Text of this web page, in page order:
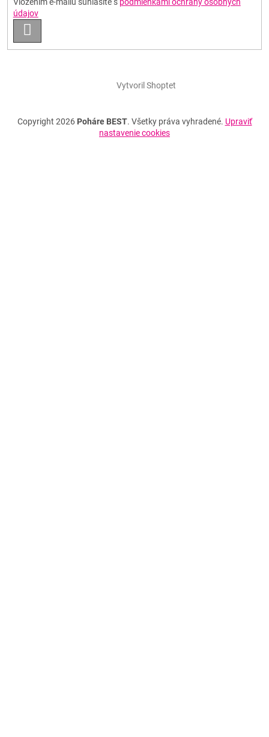
Vložením e-mailu súhlasíte s podmienkami ochrany osobných
údajov
SA
Vytvoril Shoptet
Copyright 2026 Poháre BEST. Všetky práva vyhradené. Upraviť
nastavenie cookies